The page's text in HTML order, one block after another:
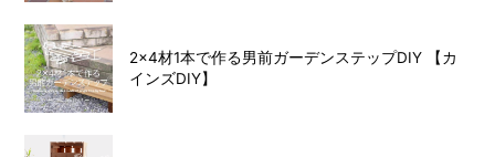
2×4材1本で作る男前ガーデンステップDIY 【カ
インズDIY】